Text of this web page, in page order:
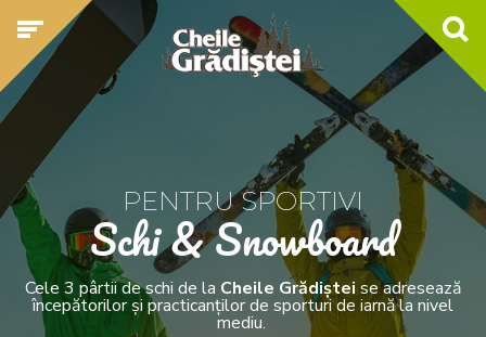
PENTRU SPORTIVI
Schi & Snowboard
Cele 3 pârtii de schi de la Cheile Grădiștei se adresează
începătorilor și practicanților de sporturi de iarnă la nivel
mediu.